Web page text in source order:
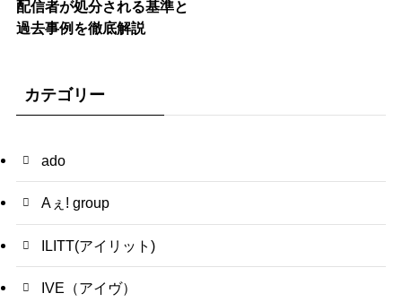
配信者が処分される基準と
過去事例を徹底解説
カテゴリー
ado
Aぇ! group
ILITT(アイリット)
IVE（アイヴ）